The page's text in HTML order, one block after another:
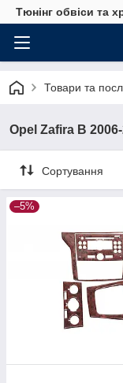
Тюнінг обвіси та
Товари та
Opel Zafira B
Сортування
–5%